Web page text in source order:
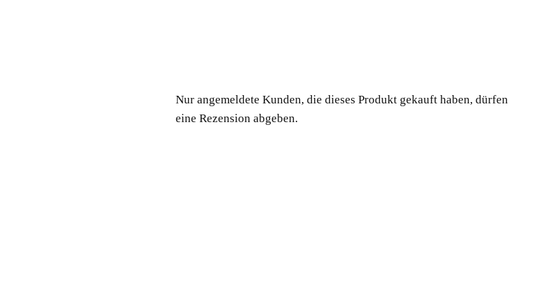
Nur angemeldete Kunden, die dieses Produkt gekauft haben, dürfen
eine Rezension abgeben.